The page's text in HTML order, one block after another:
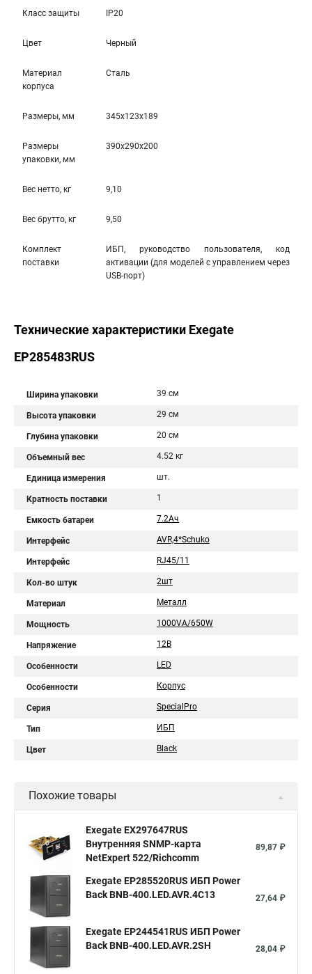
Класс защиты IP20
Цвет Черный
Материал
корпуса
Сталь
Размеры, мм 345x123x189
Размеры
упаковки, мм
390x290x200
Вес нетто, кг 9,10
Вес брутто, кг 9,50
Комплект
поставки
ИБП, руководство пользователя, код
активации (для моделей с управлением через
USB-порт)
Технические характеристики Exegate
EP285483RUS
Ширина упаковки 39 см
Высота упаковки 29 см
Глубина упаковки 20 см
Объемный вес 4.52 кг
Единица измерения шт.
Кратность поставки 1
Емкость батареи 7.2Aч
Интерфейс AVR,4*Schuko
Интерфейс RJ45/11
Кол-во штук 2шт
Материал Металл
Мощность 1000VA/650W
Напряжение 12В
Особенности LED
Особенности Корпус
Серия SpecialPro
Тип ИБП
Цвет Black
Похожие товары
Exegate EX297647RUS
Внутренняя SNMP-карта
NetExpert 522/Richcomm
89,87 ₽
Exegate EP285520RUS ИБП Power
Back BNB-400.LED.AVR.4C13
27,64 ₽
Exegate EP244541RUS ИБП Power
Back BNB-400.LED.AVR.2SH
28,04 ₽